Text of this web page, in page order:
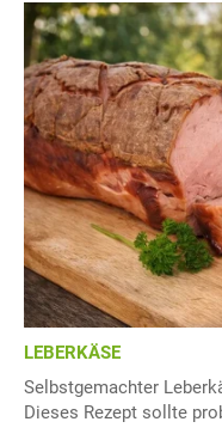
LEBERKÄSE
Selbstgemachter
Dieses Rezept sollte